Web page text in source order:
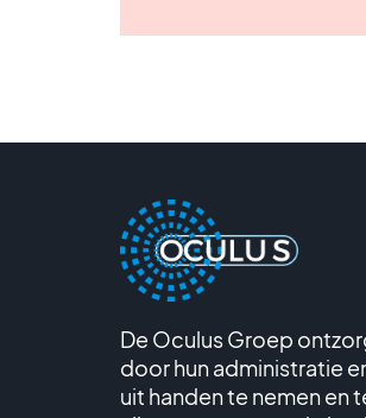
De Oculus Groep
door hun administratie
uit handen te nemen en